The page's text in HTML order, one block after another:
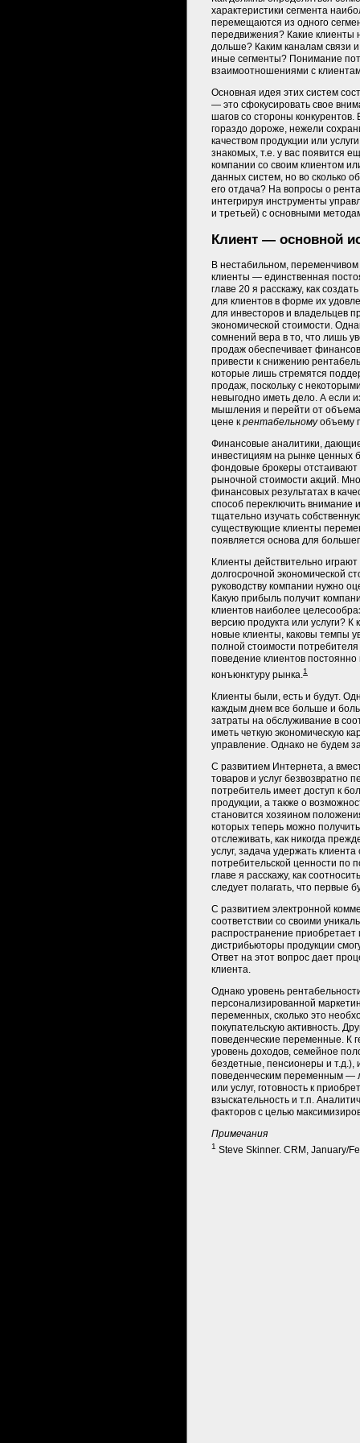
характеристики сегмента
перемещаются из одного
передвижения? Какие клиенты
дольше? Каким каналам связи
иные сегменты? Понимание
взаимоотношениями с
Основная идея этих систем
— это сфокусировать свое
шагов со стороны конкурентов.
гораздо дороже, нежели
качеством продукции или
знакомых, т.е. у вас появится
компании со своим клиентом
данных систем, но во сколько
его отдача? На вопросы о
интегрируя инструменты
и третьей) с основными
Клиент — основной
В нестабильном,
клиенты — единственная
главе 20 я расскажу, как
для клиентов в форме их
для инвесторов и владельцев
экономической стоимости.
сомнений вера в то, что лишь
продаж обеспечивает
привести к снижению
которые лишь стремятся
продаж, поскольку с
невыгодно иметь дело. А если
мышления и перейти от
цене к рентабельномуобъему
Финансовые аналитики,
инвестициям на рынке ценных
фондовые брокеры отстаивают
рыночной стоимости акций.
финансовых результатах в
способ переключить внимание
тщательно изучать
существующие клиенты
появляется основа для
Клиенты действительно
долгосрочной экономической
руководству компании нужно
Какую прибыль получит
клиентов наиболее
версию продукта или услуги?
новые клиенты, каковы темпы
полной стоимости
поведение клиентов
конъюнктуру рынка. 1
Клиенты были, есть и будут.
каждым днем все больше и
затраты на обслуживание в
иметь четкую экономическую
управление. Однако не будем
С развитием Интернета, а
товаров и услуг безвозвратно
потребитель имеет доступ к
продукции, а также о
становится хозяином
которых теперь можно
отслеживать, как никогда
услуг, задача удержать
потребительской ценности по
главе я расскажу, как
следует полагать, что первые
С развитием электронной
соответствии со своими
распространение приобретает
дистрибьюторы продукции
Ответ на этот вопрос дает
клиента.
Однако уровень
персонализированной
переменных, сколько это
покупательскую активность.
поведенческие переменные. К
уровень доходов, семейное
бездетные, пенсионеры и т.д.),
поведенческим переменным —
или услуг, готовность к
взыскательность и т.п.
факторов с целью
Примечания
1 Steve Skinner. CRM, January/